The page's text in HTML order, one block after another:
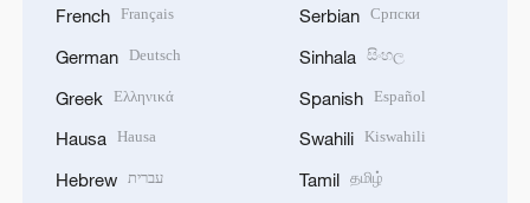
French Français
German Deutsch
Greek Ελληνικά
Hausa Hausa
Hebrew עברית
Serbian Српски
Sinhala සිංහල
Spanish Español
Swahili Kiswahili
Tamil தமிழ்